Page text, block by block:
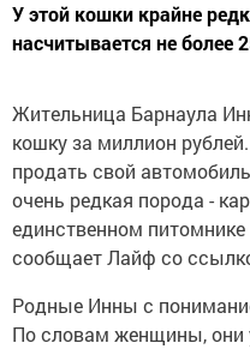
У этой кошки крайне
насчитывается не более
Жительница Барнаула
кошку за миллион
продать свой
очень редкая порода -
единственном
сообщает Лайф со
Родные Инны с
По словам женщины, они